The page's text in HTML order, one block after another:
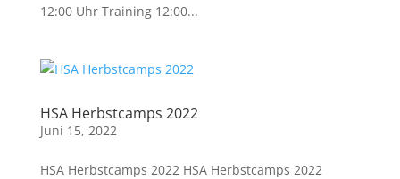
12:00 Uhr Training 12:00...
HSA Herbstcamps 2022
Juni 15, 2022
HSA Herbstcamps 2022 HSA Herbstcamps 2022